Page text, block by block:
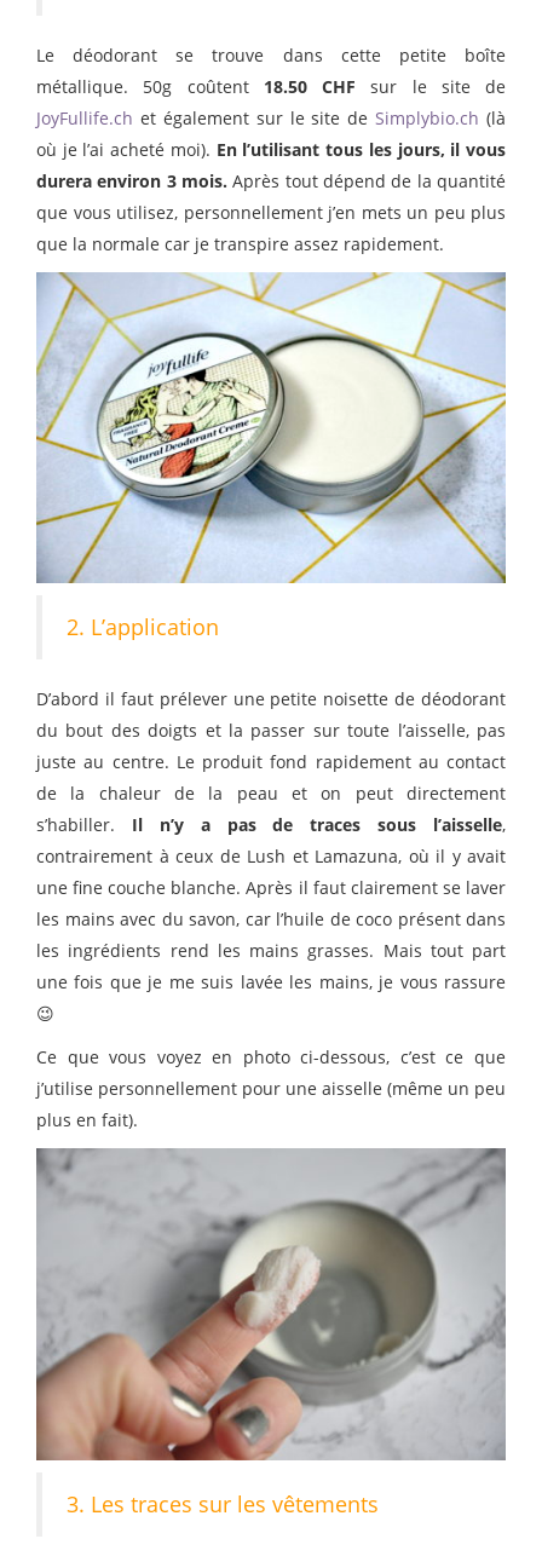
Le déodorant se trouve dans cette petite boîte
métallique. 50g coûtent 18.50 CHF sur le site de
JoyFullife.ch et également sur le site deSimplybio.ch (là
où je l’ai acheté moi). En l’utilisant tous les jours, il vous
durera environ 3 mois. Après tout dépend de la quantité
que vous utilisez, personnellement j’en mets un peu plus
que la normale car je transpire assez rapidement.
2. L’application
D’abord il faut prélever une petite noisette de déodorant
du bout des doigts et la passer sur toute l’aisselle, pas
juste au centre. Le produit fond rapidement au contact
de la chaleur de la peau et on peut directement
s’habiller. Il n’y a pas de traces sous l’aisselle,
contrairement à ceux de Lush et Lamazuna, où il y avait
une fine couche blanche. Après il faut clairement se laver
les mains avec du savon, car l’huile de coco présent dans
les ingrédients rend les mains grasses. Mais tout part
une fois que je me suis lavée les mains, je vous rassure
😉
Ce que vous voyez en photo ci-dessous, c’est ce que
j’utilise personnellement pour une aisselle (même un peu
plus en fait).
3. Les traces sur les vêtements